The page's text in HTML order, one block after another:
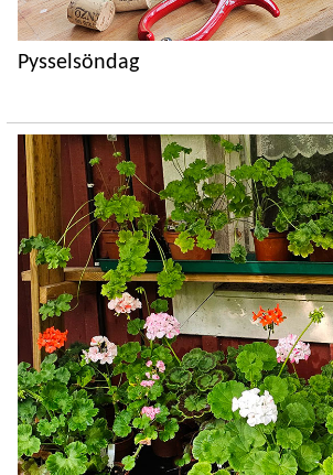
Pysselsöndag